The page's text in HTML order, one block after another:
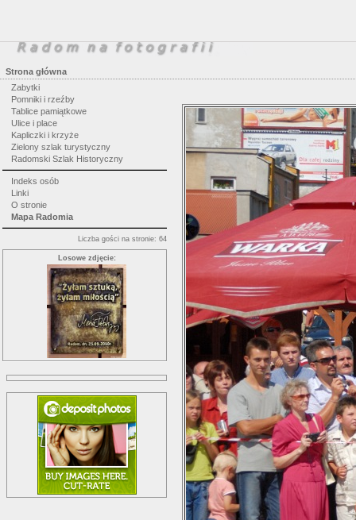
Strona główna
Zabytki
Pomniki i rzeźby
Tablice pamiątkowe
Ulice i place
Kapliczki i krzyże
Zielony szlak turystyczny
Radomski Szlak Historyczny
Indeks osób
Linki
O stronie
Mapa Radomia
Liczba gości na stronie: 64
Losowe zdjęcie: